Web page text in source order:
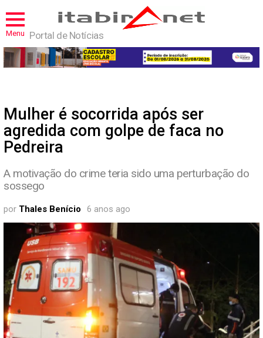
Menu Portal de Notícias
Mulher é socorrida após ser
agredida com golpe de faca no
Pedreira
A motivação do crime teria sido uma perturbação do
sossego
por Thales Benício 6 anos ago